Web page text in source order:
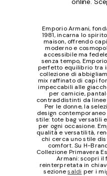
Emporio Armani,
1981, incarna lo
maison, offrendo
moderno e
accessibile ma
senza tempo,
perfetto equilibrio tra
collezione di
mix raffinato di capi
impeccabili alle
per camicie,
contraddistinti da
Per le donne, la
design
stile: tote bag versatili
per ogni occasione.
qualità e versatilità,
chi cerca uno stile
comfort. Su H-
Collezione Primavera
Armani: scopri il
reinterpretata in
sezionesaldi per i